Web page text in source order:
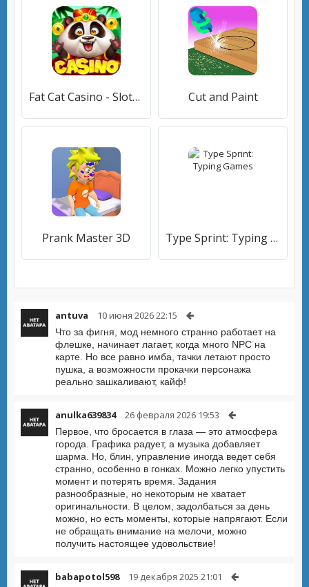
Fat Cat Casino - Slots Game Cut and Paint
Prank Master 3D Type Sprint: Typing Games
antuva 10 июня 2026 22:15
Что за фигня, мод немного странно работает на
флешке, начинает лагает, когда много NPC на
карте. Но все равно имба, тачки летают просто
пушка, а возможности прокачки персонажа
реально зашкаливают, кайф!
anulka639834 26 февраля 2026 19:53
Первое, что бросается в глаза — это атмосфера
города. Графика радует, а музыка добавляет
шарма. Но, блин, управление иногда ведет себя
странно, особенно в гонках. Можно легко упустить
момент и потерять время. Задания
разнообразные, но некоторым не хватает
оригинальности. В целом, задолбаться за день
можно, но есть моменты, которые напрягают. Если
не обращать внимание на мелочи, можно
получить настоящее удовольствие!
babapotol598 19 декабря 2025 21:01